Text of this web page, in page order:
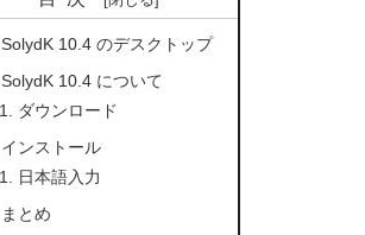
SolydK 10.4 のデスクトップ
SolydK 10.4 について
ダウンロード
インストール
日本語入力
まとめ